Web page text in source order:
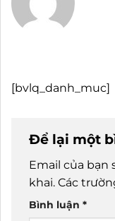
[bvlq_danh_muc]
Để lại một
Email của bạn
khai. Các
Bình luận *